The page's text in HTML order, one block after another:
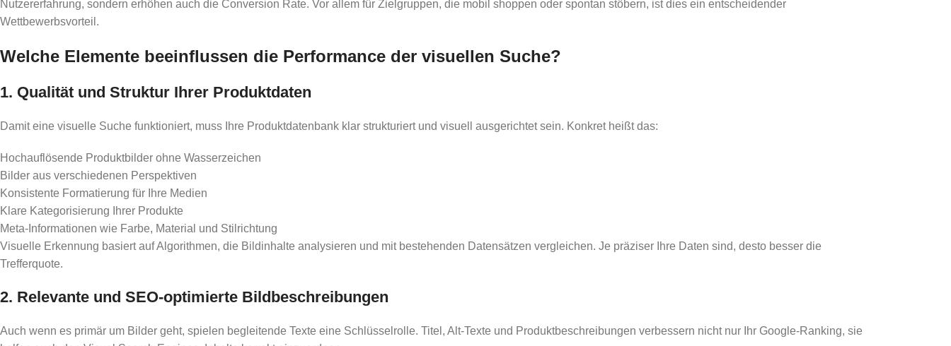
Nutzererfahrung, sondern erhöhen auch die Conversion Rate. Vor allem für Zielgruppen, die mobil shoppen oder spontan stöbern, ist dies ein entscheidender
Wettbewerbsvorteil.
Welche Elemente beeinflussen die Performance der visuellen Suche?
1. Qualität und Struktur Ihrer Produktdaten
Damit eine visuelle Suche funktioniert, muss Ihre Produktdatenbank klar strukturiert und visuell ausgerichtet sein. Konkret heißt das:
Hochauflösende Produktbilder ohne Wasserzeichen
Bilder aus verschiedenen Perspektiven
Konsistente Formatierung für Ihre Medien
Klare Kategorisierung Ihrer Produkte
Meta-Informationen wie Farbe, Material und Stilrichtung
Visuelle Erkennung basiert auf Algorithmen, die Bildinhalte analysieren und mit bestehenden Datensätzen vergleichen. Je präziser Ihre Daten sind, desto besser die
Trefferquote.
2. Relevante und SEO-optimierte Bildbeschreibungen
Auch wenn es primär um Bilder geht, spielen begleitende Texte eine Schlüsselrolle. Titel, Alt-Texte und Produktbeschreibungen verbessern nicht nur Ihr Google-Ranking, sie